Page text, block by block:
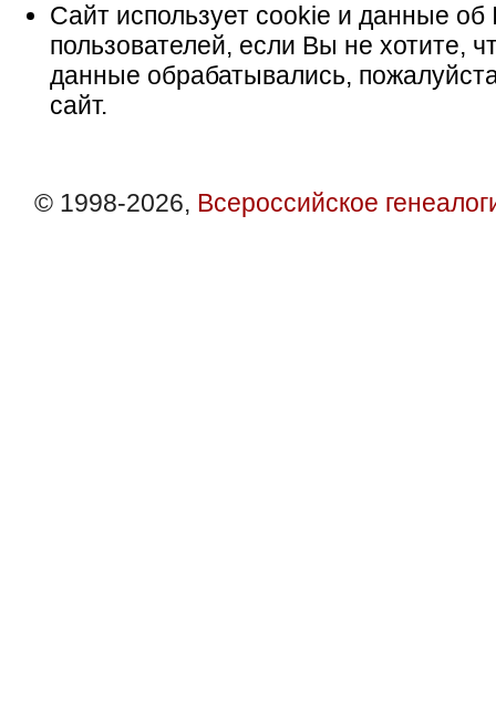
Сайт использует cookie и данные об
пользователей, если Вы не хотите,
данные обрабатывались,
сайт.
© 1998-2026, Всероссийское